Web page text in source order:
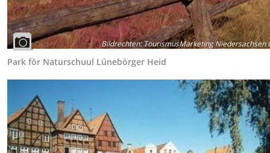
Bildrechten:TourismusMarketing Niedersachsen
Park för Naturschuul Lünebörger Heid